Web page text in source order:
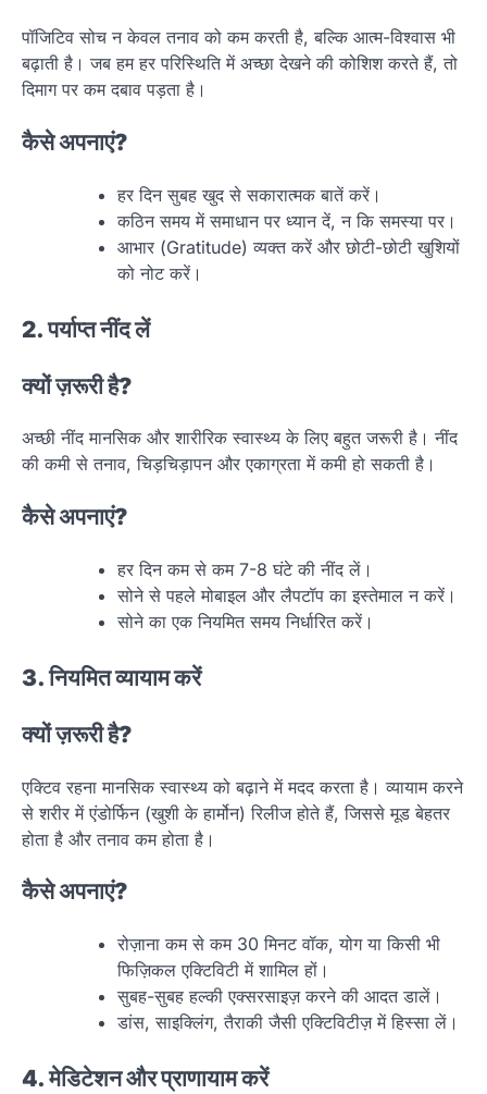
पॉजिटिव सोच न केवल तनाव को कम करती है, बल्कि आत्म-विश्वास भी
बढ़ाती है। जब हम हर परिस्थिति में अच्छा देखने की कोशिश करते हैं, तो
दिमाग पर कम दबाव पड़ता है।
कैसे अपनाएं?
हर दिन सुबह खुद से सकारात्मक बातें करें।
कठिन समय में समाधान पर ध्यान दें, न कि समस्या पर।
आभार (Gratitude) व्यक्त करें और छोटी-छोटी खुशियों
को नोट करें।
2. पर्याप्त नींद लें
क्यों ज़रूरी है?
अच्छी नींद मानसिक और शारीरिक स्वास्थ्य के लिए बहुत जरूरी है। नींद
की कमी से तनाव, चिड़चिड़ापन और एकाग्रता में कमी हो सकती है।
कैसे अपनाएं?
हर दिन कम से कम 7-8 घंटे की नींद लें।
सोने से पहले मोबाइल और लैपटॉप का इस्तेमाल न करें।
सोने का एक नियमित समय निर्धारित करें।
3. नियमित व्यायाम करें
क्यों ज़रूरी है?
एक्टिव रहना मानसिक स्वास्थ्य को बढ़ाने में मदद करता है। व्यायाम करने
से शरीर में एंडोर्फिन (खुशी के हार्मोन) रिलीज होते हैं, जिससे मूड बेहतर
होता है और तनाव कम होता है।
कैसे अपनाएं?
रोज़ाना कम से कम 30 मिनट वॉक, योग या किसी भी
फिज़िकल एक्टिविटी में शामिल हों।
सुबह-सुबह हल्की एक्सरसाइज़ करने की आदत डालें।
डांस, साइक्लिंग, तैराकी जैसी एक्टिविटीज़ में हिस्सा लें।
4. मेडिटेशन और प्राणायाम करें